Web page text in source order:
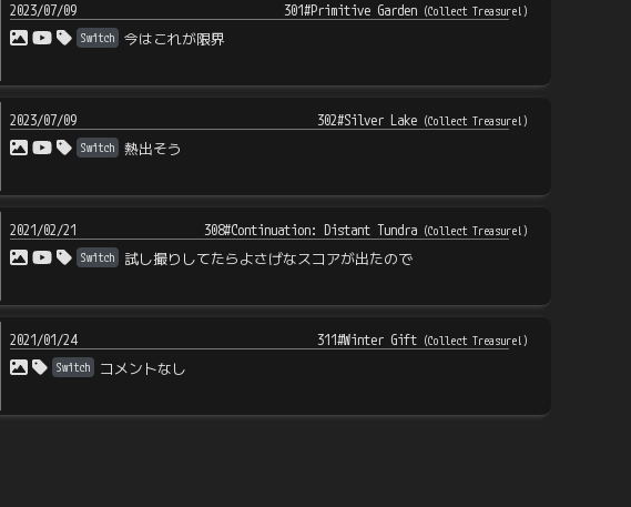
2023/07/09 301#Primitive Garden (Collect Treasure!)
Switch
今はこれが限界
2023/07/09 302#Silver Lake (Collect Treasure!)
Switch
熱出そう
2021/02/21 308#Continuation: Distant Tundra (Collect Treasure!)
Switch
試し撮りしてたらよさげなスコアが出たので
2021/01/24 311#Winter Gift (Collect Treasure!)
Switch
コメントなし